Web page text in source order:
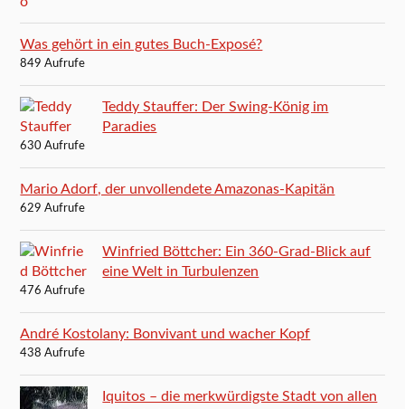
Was gehört in ein gutes Buch-Exposé?
849 Aufrufe
Teddy Stauffer: Der Swing-König im
Paradies
630 Aufrufe
Mario Adorf, der unvollendete Amazonas-Kapitän
629 Aufrufe
Winfried Böttcher: Ein 360-Grad-Blick auf
eine Welt in Turbulenzen
476 Aufrufe
André Kostolany: Bonvivant und wacher Kopf
438 Aufrufe
Iquitos – die merkwürdigste Stadt von allen